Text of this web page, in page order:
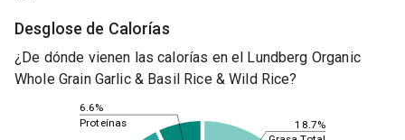
Desglose de Calorías
¿De dónde vienen las calorías en el Lundberg Organic
Whole Grain Garlic & Basil Rice & Wild Rice?
18.7%
6.6%
Proteínas